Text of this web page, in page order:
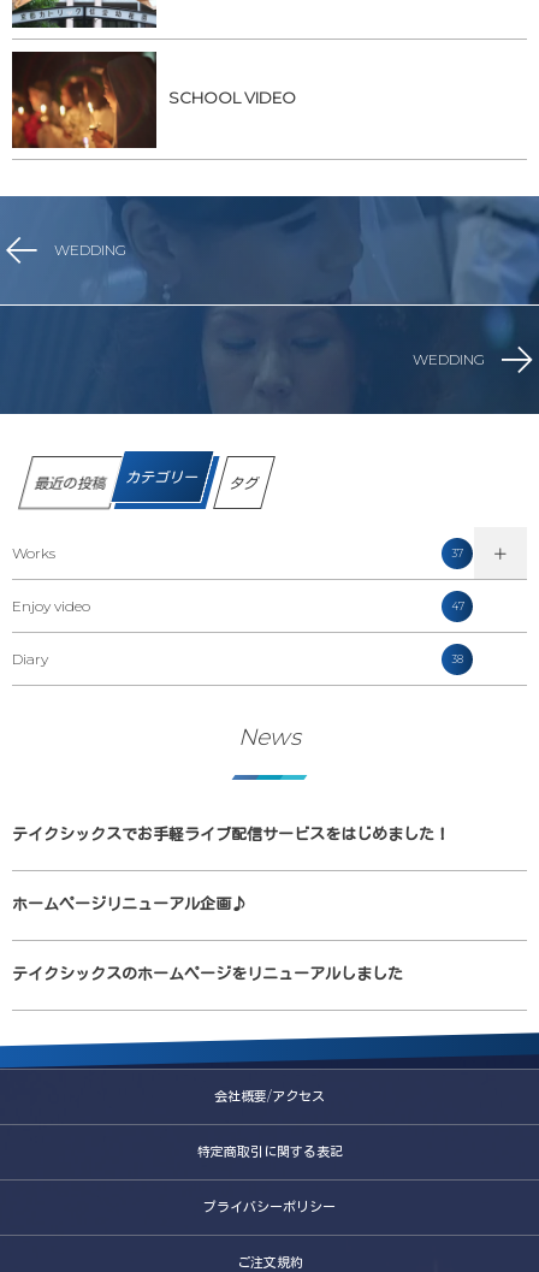
SCHOOL VIDEO
WEDDING
WEDDING
最近の投稿 カテゴリー タグ
Works 37
Enjoy video 47
Diary 38
News
テイクシックスでお手軽ライブ配信サービスをはじめました！
ホームページリニューアル企画♪
テイクシックスのホームページをリニューアルしました
会社概要/アクセス
特定商取引に関する表記
プライバシーポリシー
ご注文規約